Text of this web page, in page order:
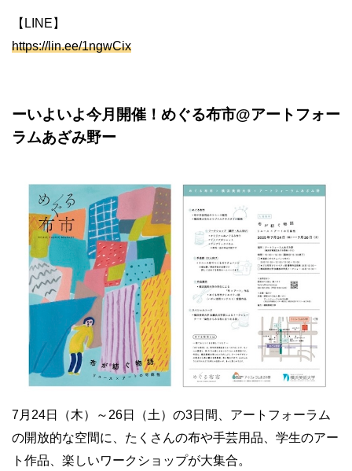
【LINE】
https://lin.ee/1ngwCix
ーいよいよ今月開催！めぐる布市@アートフォー
ラムあざみ野ー
7月24日（木）～26日（土）の3日間、アートフォーラム
の開放的な空間に、たくさんの布や手芸用品、学生のアー
ト作品、楽しいワークショップが大集合。